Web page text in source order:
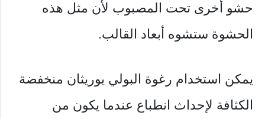
حشو أخرى تحت المصبوب لأن مثل هذه
الحشوة ستشوه أبعاد القالب.
يمكن استخدام رغوة البولي يوريثان منخفضة
الكثافة لإحداث انطباع عندما يكون من